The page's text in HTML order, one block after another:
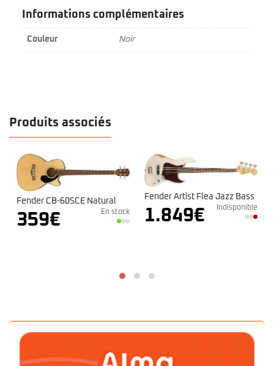
Informations complémentaires
Couleur Noir
Produits associés
Fender CB-60SCE Natural
359€ En stock
Fender Artist Flea Jazz Bass
1.849€ Indisponible